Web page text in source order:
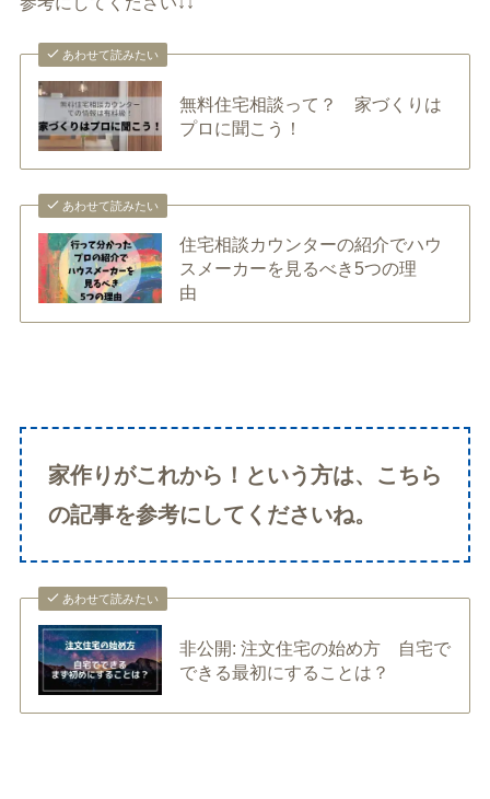
あわせて読みたい
無料住宅相談って？ 家づくりは
プロに聞こう！
あわせて読みたい
住宅相談カウンターの紹介でハウ
スメーカーを見るべき5つの理
由
家作りがこれから！という方は、こちら
の記事を参考にしてくださいね。
あわせて読みたい
非公開: 注文住宅の始め方 自宅で
できる最初にすることは？